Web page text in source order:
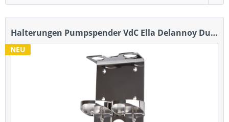
Halterungen Pumpspender VdC Ella Delannoy Duo...
NEU